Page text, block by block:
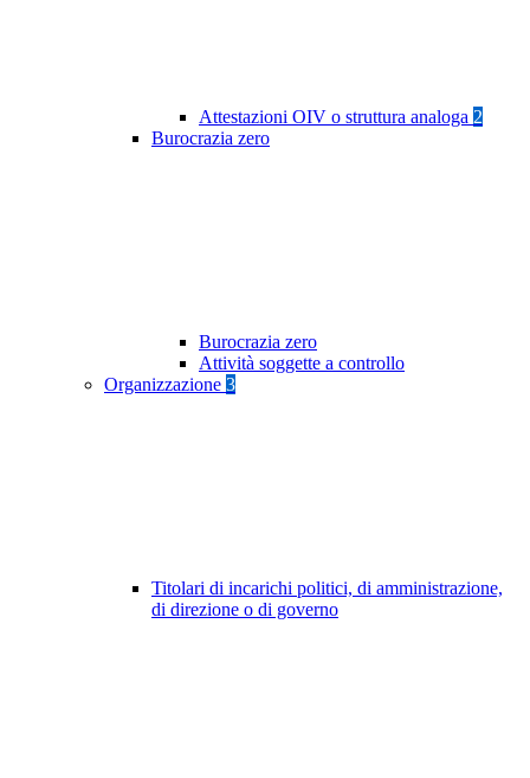
Attestazioni OIV o struttura analoga 2
Burocrazia zero
Burocrazia zero
Attività soggette a controllo
Organizzazione 3
Titolari di incarichi politici, di amministrazione,
di direzione o di governo